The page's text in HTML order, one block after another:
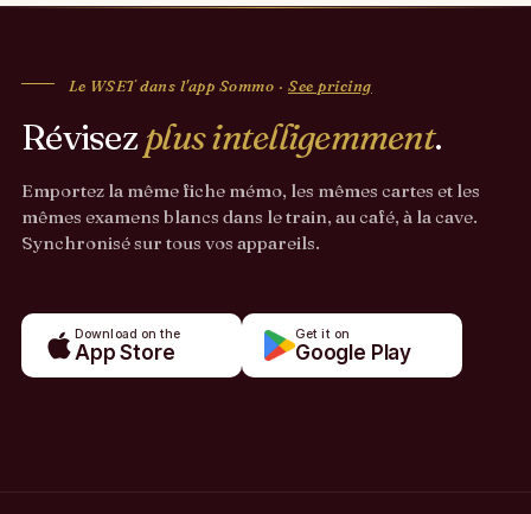
Le WSET dans l'app Sommo ·See pricing
Révisezplus intelligemment.
Emportez la même fiche mémo, les mêmes cartes et les
mêmes examens blancs dans le train, au café, à la cave.
Synchronisé sur tous vos appareils.
Download on the
App Store
Get it on
Google Play